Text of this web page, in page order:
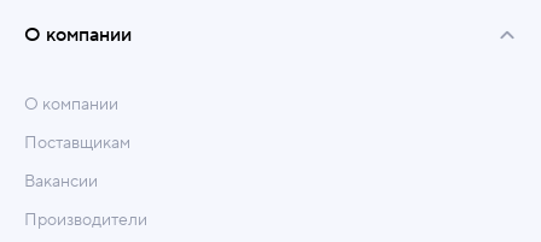
О компании
О компании
Поставщикам
Вакансии
Производители